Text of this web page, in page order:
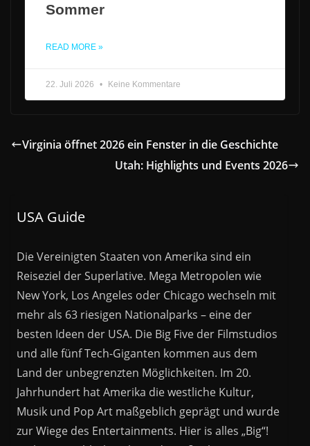
Sommer
READ MORE »
22. Juli 2026 Keine Kommentare
Virginia öffnet 2026 ein Fenster in die Geschichte
Utah: Highlights und Events 2026
USA Guide
Die Vereinigten Staaten von Amerika sind ein
Reiseziel der Superlative. Mega Metropolen wie
New York, Los Angeles oder Chicago wechseln mit
mehr als 63 riesigen Nationalparks – eine der
besten Ideen der USA. Die Big Five der Filmstudios
und alle fünf Tech-Giganten kommen aus dem
Land der unbegrenzten Möglichkeiten. Im 20.
Jahrhundert hat Amerika die westliche Kultur,
Musik und Pop Art maßgeblich geprägt und wurde
zur Wiege des Entertainments. Hier is alles „Big“!